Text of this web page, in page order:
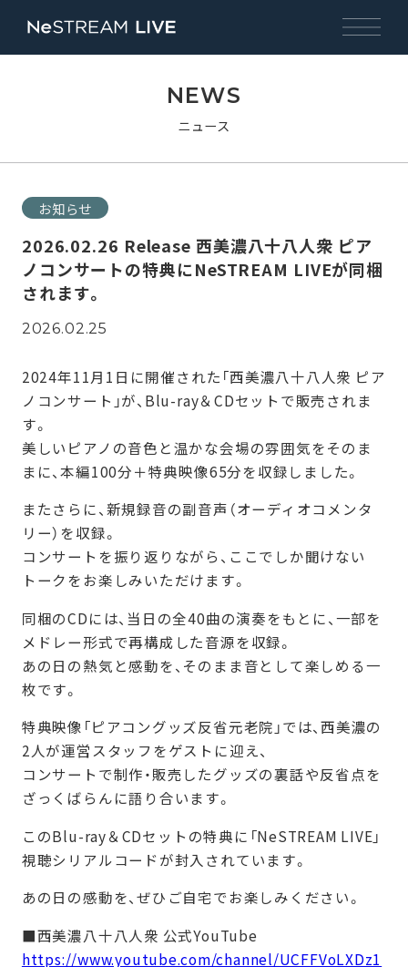
NEWS
ニュース
お知らせ
2026.02.26 Release 西美濃八十八人衆 ピア
ノコンサートの特典にNeSTREAM LIVEが同梱
されます。
2026.02.25
2024年11月1日に開催された「西美濃八十八人衆 ピア
ノコンサート」が、Blu-ray＆CDセットで販売されま
す。
美しいピアノの音色と温かな会場の雰囲気をそのま
まに、本編100分＋特典映像65分を収録しました。
またさらに、新規録音の副音声（オーディオコメンタ
リー）を収録。
コンサートを振り返りながら、ここでしか聞けない
トークをお楽しみいただけます。
同梱のCDには、当日の全40曲の演奏をもとに、一部を
メドレー形式で再構成した音源を収録。
あの日の熱気と感動を、そのまま音として楽しめる一
枚です。
特典映像「ピアコングッズ反省元老院」では、西美濃の
2人が運営スタッフをゲストに迎え、
コンサートで制作・販売したグッズの裏話や反省点を
ざっくばらんに語り合います。
このBlu-ray＆CDセットの特典に「NeSTREAM LIVE」
視聴シリアルコードが封入されています。
あの日の感動を、ぜひご自宅でお楽しみください。
■西美濃八十八人衆 公式YouTube
https://www.youtube.com/channel/UCFFVoLXDz1